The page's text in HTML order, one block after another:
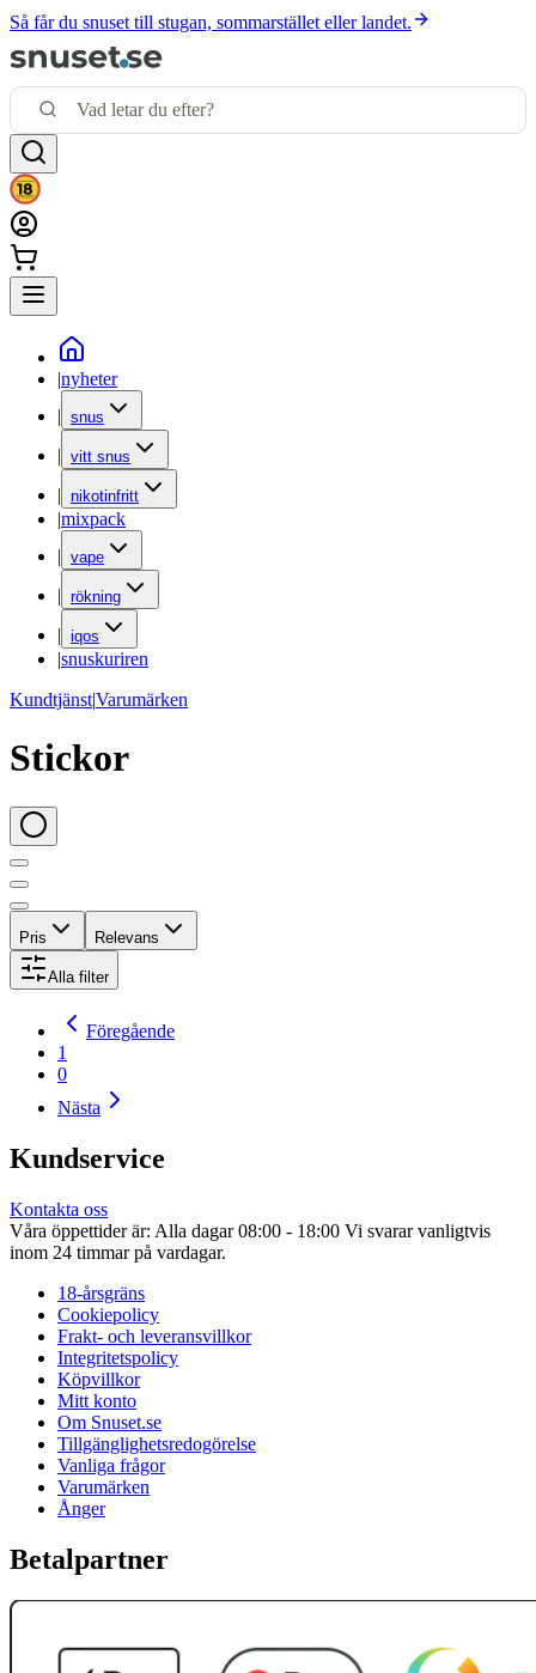
Så får du snuset till stugan, sommarstället eller landet.
|nyheter
| snus
| vitt snus
| nikotinfritt
|mixpack
| vape
| rökning
| iqos
|snuskuriren
Kundtjänst|Varumärken
Stickor
Pris Relevans
Alla filter
Föregående
1
0
Nästa
Kundservice
Kontakta oss
Våra öppettider är: Alla dagar 08:00 - 18:00 Vi svarar vanligtvis
inom 24 timmar på vardagar.
18-årsgräns
Cookiepolicy
Frakt- och leveransvillkor
Integritetspolicy
Köpvillkor
Mitt konto
Om Snuset.se
Tillgänglighetsredogörelse
Vanliga frågor
Varumärken
Ånger
Betalpartner